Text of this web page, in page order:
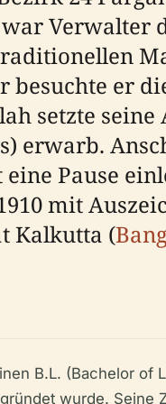
Verwalter
besuchte er
setzte
erwarb.
Pause
mit
Kalkutta (
B.L. (Bachelor of
wurde. Seine